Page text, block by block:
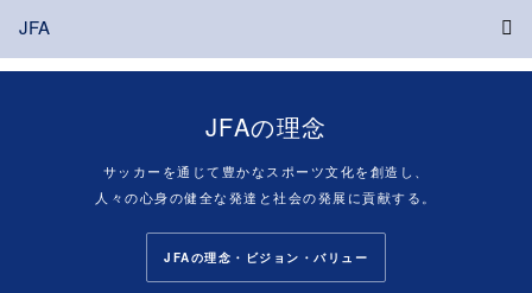
JFA
JFAの理念
サッカーを通じて豊かなスポーツ文化を創造し、
人々の心身の健全な発達と社会の発展に貢献する。
JFAの理念・ビジョン・バリュー